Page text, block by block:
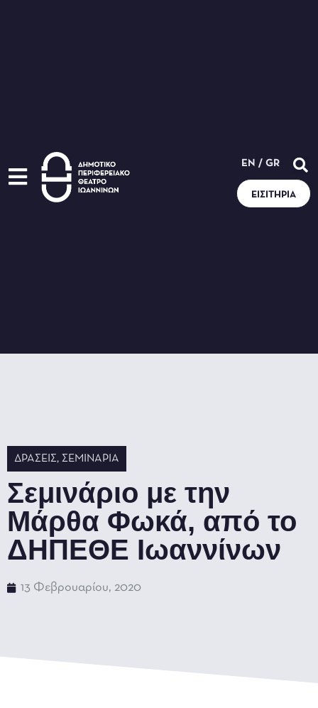
EN / GR
ΕΙΣΙΤΉΡΙΑ
ΔΡΆΣΕΙΣ, ΣΕΜΙΝΆΡΙΑ
Σεμινάριο με την
Μάρθα Φωκά, από το
ΔΗΠΕΘΕ Ιωαννίνων
13 Φεβρουαρίου, 2020